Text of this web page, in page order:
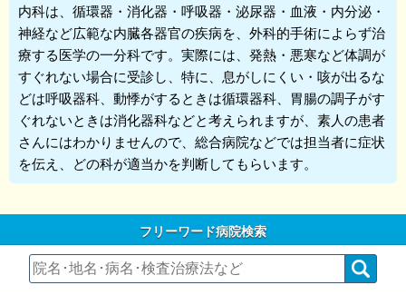
内科は、循環器・消化器・呼吸器・泌尿器・血液・内分泌・
神経など広範な内臓各器官の疾病を、外科的手術によらず治
療する医学の一分科です。実際には、発熱・悪寒など体調が
すぐれない場合に受診し、特に、息がしにくい・咳が出るな
どは呼吸器科、動悸がするときは循環器科、胃腸の調子がす
ぐれないときは消化器科などと考えられますが、素人の患者
さんにはわかりませんので、総合病院などでは担当者に症状
を伝え、どの科が適当かを判断してもらいます。
フリーワード病院検索